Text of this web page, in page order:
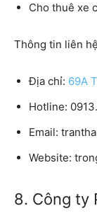
Cho thuê xe
Thông tin liên
Địa chỉ: 69A
Hotline:
Email:
Website:
8. Công ty